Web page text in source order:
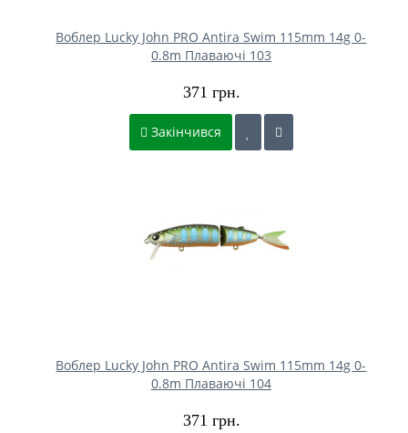
Воблер Lucky John PRO Antira Swim 115mm 14g 0-
0.8m Плаваючі 103
371 грн.
Закінчився
Воблер Lucky John PRO Antira Swim 115mm 14g 0-
0.8m Плаваючі 104
371 грн.